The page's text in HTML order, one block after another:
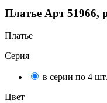
Платье Арт 51966,
Платье
Серия
в серии по 4 шт.
Цвет